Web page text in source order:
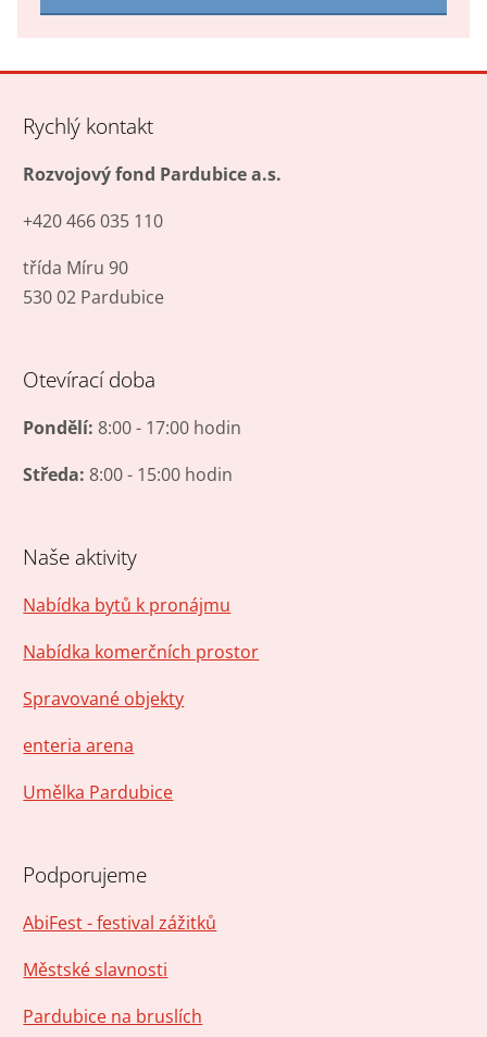
se
odeslat.
Rychlý kontakt
Rozvojový fond Pardubice a.s.
+420 466 035 110
třída Míru 90
530 02 Pardubice
Otevírací doba
Pondělí: 8:00 - 17:00 hodin
Středa: 8:00 - 15:00 hodin
Naše aktivity
Nabídka bytů k pronájmu
Nabídka komerčních prostor
Spravované objekty
enteria arena
Umělka Pardubice
Podporujeme
AbiFest - festival zážitků
Městské slavnosti
Pardubice na bruslích